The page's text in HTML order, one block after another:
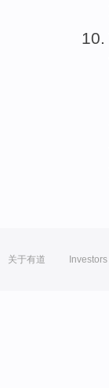
关于有道 Investors